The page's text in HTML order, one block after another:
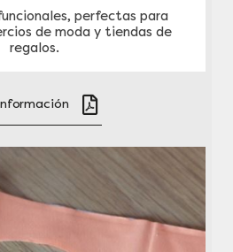
perfectas para
de moda y tiendas de
regalos.